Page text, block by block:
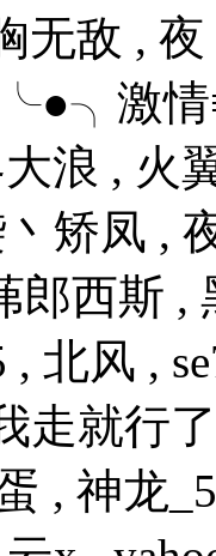
无敌 ,
╰●╮激
浪 , 火
矫凤 ,
西斯 ,
北风 ,
走就行
, 神龙